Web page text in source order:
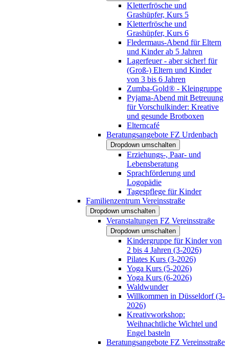
Kletterfrösche und
Grashüpfer, Kurs 5
Kletterfrösche und
Grashüpfer, Kurs 6
Fledermaus-Abend für Eltern
und Kinder ab 5 Jahren
Lagerfeuer - aber sicher! für
(Groß-) Eltern und Kinder
von 3 bis 6 Jahren
Zumba-Gold® - Kleingruppe
Pyjama-Abend mit Betreuung
für Vorschulkinder: Kreative
und gesunde Brotboxen
Elterncafé
Beratungsangebote FZ Urdenbach
Dropdown umschalten
Erziehungs-, Paar- und
Lebensberatung
Sprachförderung und
Logopädie
Tagespflege für Kinder
Familienzentrum Vereinsstraße
Dropdown umschalten
Veranstaltungen FZ Vereinsstraße
Dropdown umschalten
Kindergruppe für Kinder von
2 bis 4 Jahren (3-2026)
Pilates Kurs (3-2026)
Yoga Kurs (5-2026)
Yoga Kurs (6-2026)
Waldwunder
Willkommen in Düsseldorf (3-
2026)
Kreativworkshop:
Weihnachtliche Wichtel und
Engel basteln
Beratungsangebote FZ Vereinsstraße